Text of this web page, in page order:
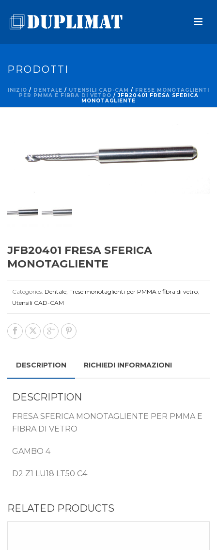
PRODOTTI
INIZIO / DENTALE / UTENSILI CAD-CAM / FRESE MONOTAGLIENTI
PER PMMA E FIBRA DI VETRO / JFB20401 FRESA SFERICA
MONOTAGLIENTE
JFB20401 FRESA SFERICA
MONOTAGLIENTE
Categories: Dentale Frese monotaglienti per PMMA e fibra di vetro
Utensili CAD-CAM
DESCRIPTION RICHIEDI INFORMAZIONI
DESCRIPTION
FRESA SFERICA MONOTAGLIENTE PER PMMA E
FIBRA DI VETRO
GAMBO 4
D2 Z1 LU18 LT50 C4
RELATED PRODUCTS